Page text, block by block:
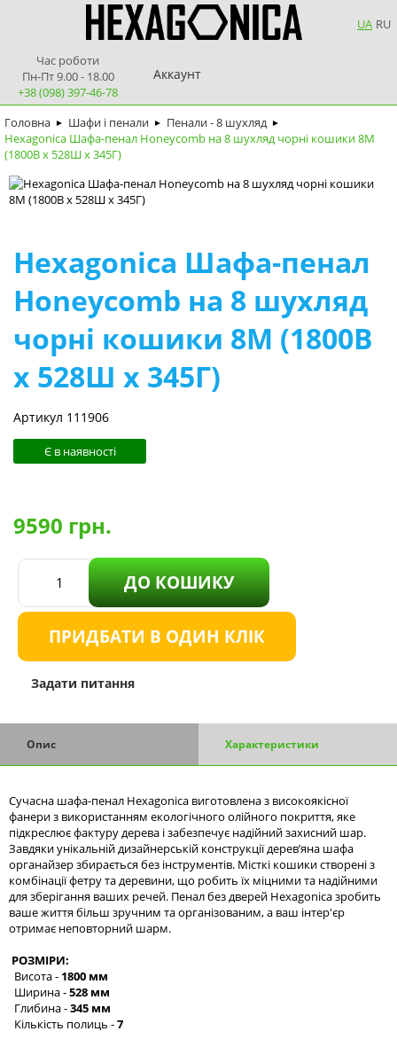
UA RU
Час роботи
Пн-Пт 9.00 - 18.00
+38 (098) 397-46-78
Аккаунт
Головна ► Шафи і пенали ► Пенали - 8 шухляд ►
Hexagonica Шафа-пенал Honeycomb на 8 шухляд чорні кошики 8М
(1800В х 528Ш х 345Г)
Hexagonica Шафа-пенал
Honeycomb на 8 шухляд
чорні кошики 8М (1800В
х 528Ш х 345Г)
Артикул 111906
Є в наявності
9590 грн.
ДО КОШИКУ
ПРИДБАТИ В ОДИН КЛІК
Задати питання
Опис Характеристики
Сучасна шафа-пенал Hexagonica виготовлена з високоякісної
фанери з використанням екологічного олійного покриття, яке
підкреслює фактуру дерева і забезпечує надійний захисний шар.
Завдяки унікальній дизайнерській конструкції дерев’яна шафа
органайзер збирається без інструментів. Місткі кошики створені з
комбінації фетру та деревини, що робить їх міцними та надійними
для зберігання ваших речей. Пенал без дверей Hexagonica зробить
ваше життя більш зручним та організованим, а ваш інтер'єр
отримає неповторний шарм.
РОЗМІРИ:
Висота - 1800 мм
Ширина -528 мм
Глибина -345 мм
Кількість полиць -7